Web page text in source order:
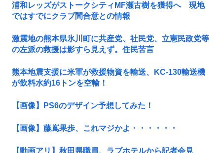
浦和レッズがストークシティMF瀬古樹を獲得へ 現地
ではすでにクラブ間合意との情報
激震地の熊本県氷川町に共産党、社民党、立憲民政党等
の左派の救援は影すら見えず。住民苦言
熊本地震支援に米軍が救援物資を輸送、KC-130輸送機
が飲料水約16トンを空輸！
【画像】PS6のデザイン予想してみた！
【画像】藤嶌果歩、これマジかよ・・・・・・
【動画アリ】秋田県職員、ラブホテルから記者会見